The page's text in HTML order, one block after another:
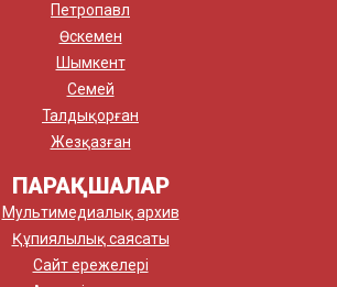
Петропавл
Өскемен
Шымкент
Семей
Талдықорған
Жезқазған
ПАРАҚШАЛАР
Мультимедиалық архив
Құпиялылық саясаты
Сайт ережелері